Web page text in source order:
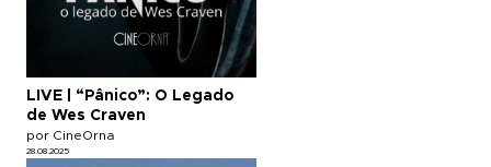
LIVE | “Pânico”: O Legado
de Wes Craven
por CineOrna
28.08.2025